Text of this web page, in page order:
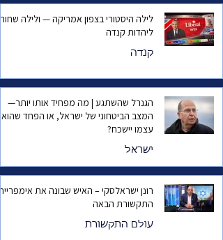
לילה היסטורי בצפון אמריקה — ולילה שחור
ליהדות קנדה
קנדה
הגנרל שהשתגע | מה מפחיד אותו יותר—
המצב הביטחוני של ישראל, או הפחד שהוא
עצמו יישכח?
ישראל
רונן ישראלסקי – האיש שבונה את
התקשורת הבאה
עולם התקשורת